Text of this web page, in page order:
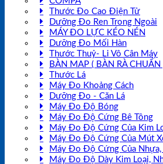
Thước Đo Cao Điện Tử
Dưỡng Đo Ren Trong Ngoài
MÁY ĐO LỰC KÉO NÉN
Dưỡng Đo Mối Hàn
Thước Thuỷ- Li Vô Cân Máy
BÀN MAP ( BÀN RÀ CHUẨN
Thước Lá
Máy Đo Khoảng Cách
Dưỡng Đo - Căn Lá
Máy Đo Độ Bóng
Máy Đo Độ Cứng Bê Tông
Máy Đo Độ Cứng Của Kim
Máy Đo Độ Cứng Của Mút
Máy Đo Độ Cứng Của Nhựa,
Máy Đo Độ Dày Kim Loại,